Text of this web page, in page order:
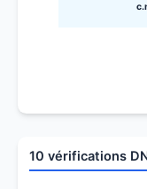
10 vérifications